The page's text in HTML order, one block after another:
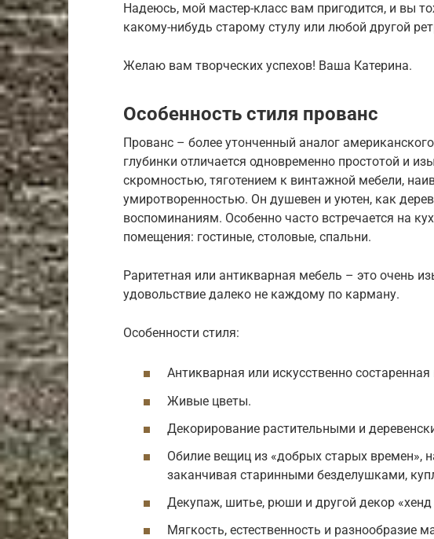
Надеюсь, мой мастер-класс вам пригодится, и вы
какому-нибудь старому стулу или любой другой
Желаю вам творческих успехов! Ваша Катерина.
Особенность стиля прованс
Прованс – более утонченный аналог
глубинки отличается одновременно простотой и
скромностью, тяготением к винтажной мебели,
умиротворенностью. Он душевен и уютен, как
воспоминаниям. Особенно часто встречается на
помещения: гостиные, столовые, спальни.
Раритетная или антикварная мебель – это очень
удовольствие далеко не каждому по карману.
Особенности стиля:
Антикварная или искусственно
Живые цветы.
Декорирование растительными и
Обилие вещиц из «добрых старых времен»,
заканчивая старинными безделушками,
Декупаж, шитье, рюши и другой декор
Мягкость, естественность и разнообразие